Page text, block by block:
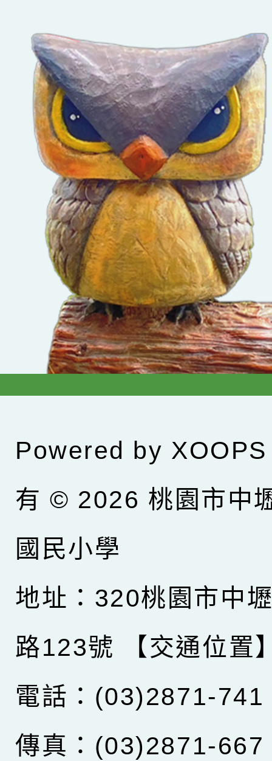
Powered by XOOPS
有 © 2026 桃園市中
國民小學
地址：320桃園市中
路123號
【交通位置
電話：(03)2871-741
傳真：(03)2871-667